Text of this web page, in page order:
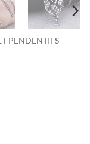
PENDENTIFS